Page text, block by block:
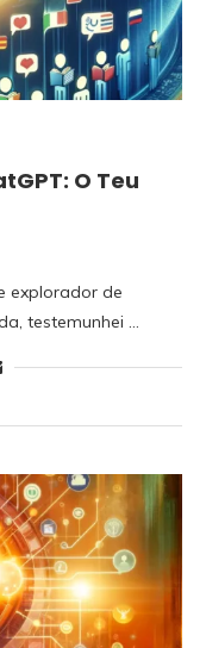
O Teu
explorador de
testemunhei …